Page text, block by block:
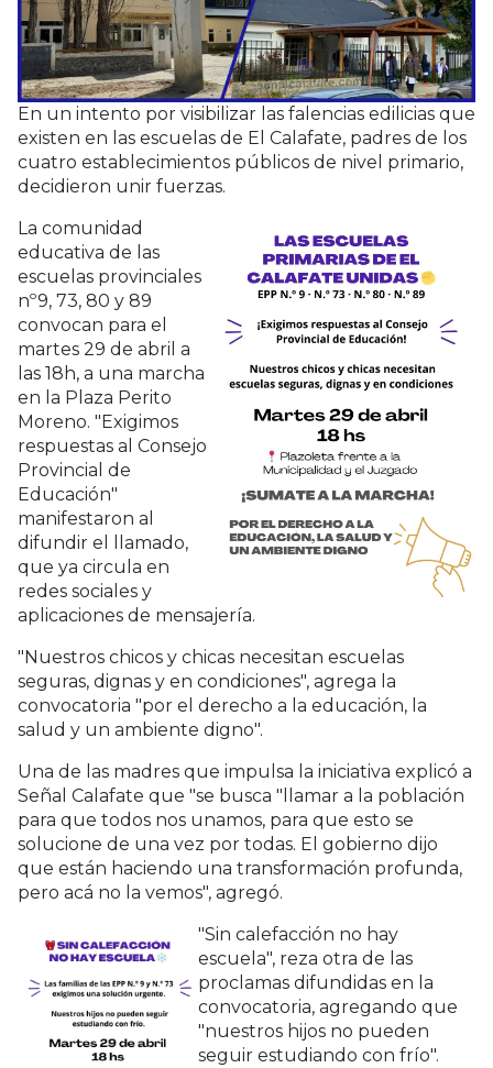
En un intento por visibilizar las falencias edilicias que
existen en las escuelas de El Calafate, padres de los
cuatro establecimientos públicos de nivel primario,
decidieron unir fuerzas.
La comunidad
educativa de las
escuelas provinciales
nº9, 73, 80 y 89
convocan para el
martes 29 de abril a
las 18h, a una marcha
en la Plaza Perito
Moreno. "Exigimos
respuestas al Consejo
Provincial de
Educación"
manifestaron al
difundir el llamado,
que ya circula en
redes sociales y
aplicaciones de mensajería.
"Nuestros chicos y chicas necesitan escuelas
seguras, dignas y en condiciones", agrega la
convocatoria "por el derecho a la educación, la
salud y un ambiente digno".
Una de las madres que impulsa la iniciativa explicó a
Señal Calafate que "se busca "llamar a la población
para que todos nos unamos, para que esto se
solucione de una vez por todas. E l gobierno dijo
que están haciendo una transformación profunda,
pero acá no la vemos", agregó.
"Sin calefacción no hay
escuela", reza otra de las
proclamas difundidas en la
convocatoria, agregando que
"nuestros hijos no pueden
seguir estudiando con frío".